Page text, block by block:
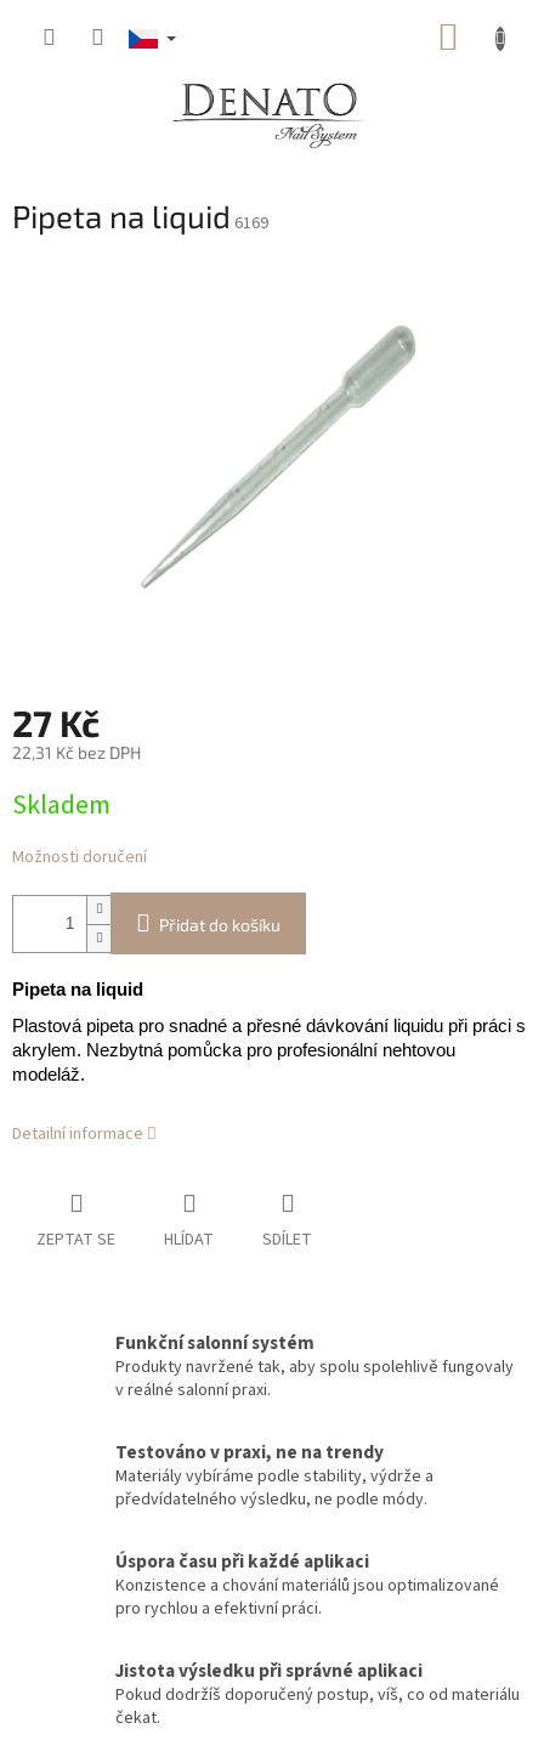
Pipeta na liquid 6169
27 Kč
22,31 Kč bez DPH
cena:
Skladem
Možnosti doručení
Přidat do košíku
Pipeta na liquid
Plastová pipeta pro snadné a přesné dávkování liquidu při práci s
akrylem. Nezbytná pomůcka pro profesionální nehtovou
modeláž.
Detailní informace
ZEPTAT SE HLÍDAT SDÍLET
Funkční salonní systém
Produkty navržené tak, aby spolu spolehlivě fungovaly
v reálné salonní praxi.
Testováno v praxi, ne na trendy
Materiály vybíráme podle stability, výdrže a
předvídatelného výsledku, ne podle módy.
Úspora času při každé aplikaci
Konzistence a chování materiálů jsou optimalizované
pro rychlou a efektivní práci.
Jistota výsledku při správné aplikaci
Pokud dodržíš doporučený postup, víš, co od materiálu
čekat.